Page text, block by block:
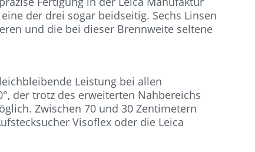
der drei sogar beidseitig. Sechs Linsen
und die bei dieser Brennweite seltene
Leistung bei allen
der trotz des erweiterten Nahbereichs
Zwischen 70 und 30 Zentimetern
Visoflex oder die Leica